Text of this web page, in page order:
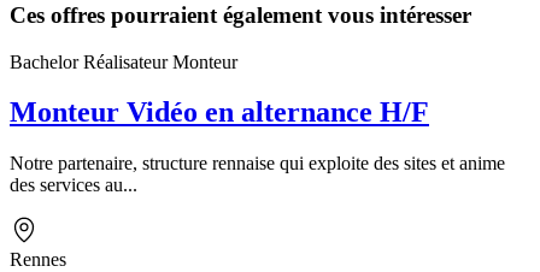
Ces offres pourraient également vous intéresser
Bachelor Réalisateur Monteur
Monteur Vidéo en alternance H/F
Notre partenaire, structure rennaise qui exploite des sites et anime
des services au...
Rennes